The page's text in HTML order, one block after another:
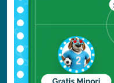
In alternativa è
arrivando alla
International
Newark.